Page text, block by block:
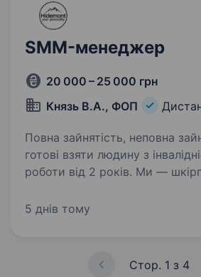
SMM-менеджер
20 000 – 25 000 грн
Князь В.А., ФОП
Повна зайнятість, неповна
готові взяти людину з
роботи від 2 років. Ми — шкіргалантерейна
та стильні шкіряні аксесуари
розвиток та вдосконалення.
5 днів тому
Стор. 1 з 4